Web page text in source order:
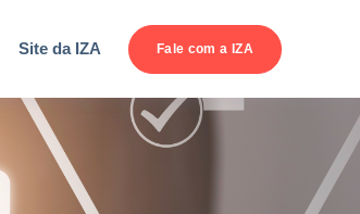
Site da IZA Fale com a IZA